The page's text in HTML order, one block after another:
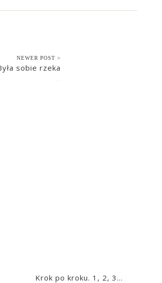
NEWER POST >
sobie rzeka
Krok po kroku. 1, 2, 3…